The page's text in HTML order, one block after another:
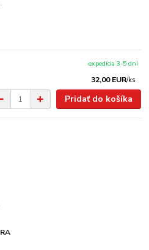
32,00 EUR/ks
expedícia 3-5 dní
Pridať do košíka